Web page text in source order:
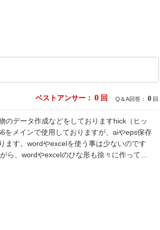
ベストアンサー： 0 回 Q＆A回答： 0 回
のデータ作成などをしておりますhick（ヒッ
をメインで使用しておりますが、aiやeps保存
ます。wordやexcelを使う事は少ないのです
ら、wordやexcelのひな形も徐々に作って…